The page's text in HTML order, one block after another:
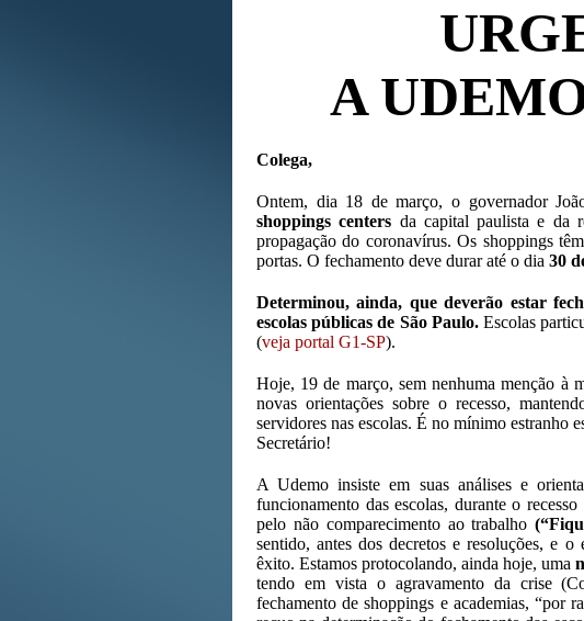
A
Colega,
Ontem, dia 18 de março, o governador
shoppings centers da capital paulista e da
propagação do coronavírus. Os shoppings
portas. O fechamento deve durar até o dia 30
Determinou, ainda, que deverão estar
escolas públicas de São Paulo.Escolas
(veja portal G1-SP).
Hoje, 19 de março, sem nenhuma menção à
novas orientações sobre o recesso,
servidores nas escolas. É no mínimo estranho
Secretário!
A Udemo insiste em suas análises e
funcionamento das escolas, durante o
pelo não comparecimento ao trabalho
sentido, antes dos decretos e resoluções, e
êxito. Estamos protocolando, ainda hoje, uma
tendo em vista o agravamento da crise
fechamento de shoppings e academias, “por